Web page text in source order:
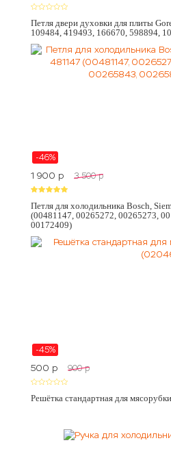
Петля двери духовки для плиты
109484, 419493, 166670, 598894,
-46%
1 900 p 3 500 p
Петля для холодильника Bosch,
(00481147, 00265272, 00265273,
00172409)
-45%
500 p 900 p
Решётка стандартная для